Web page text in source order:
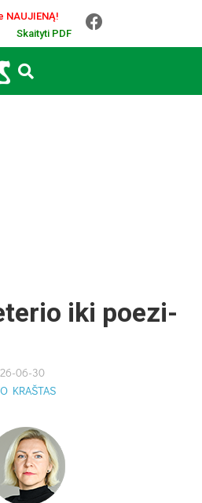
NAUJIENĄ!
Skaityti PDF
iki poe­zi­
06-30
KRAŠTAS